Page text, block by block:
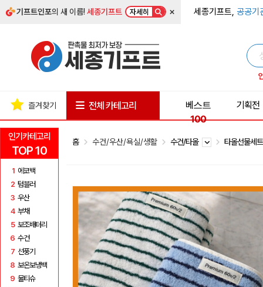
기프트인포의 새 이름!세종기프트 자세히 × 세종기프트, 공공기
인기카테고리
TOP 10
1 에코백
2 텀블러
3 우산
4 부채
5 보조배터리
6 수건
7 선풍기
8 보온보냉백
9 물티슈
즐겨찾기 전체 카테고리
베스트
100
기획전
홈 수건/우산/욕실/생활 수건/타올 타올선물세